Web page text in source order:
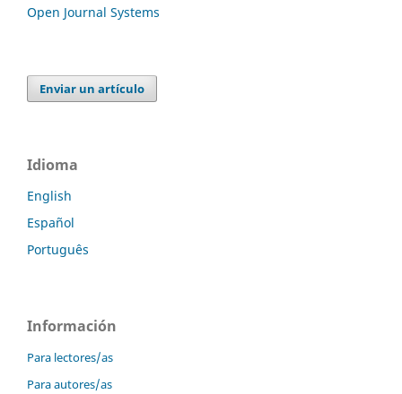
Open Journal Systems
Enviar un artículo
Idioma
English
Español
Português
Información
Para lectores/as
Para autores/as